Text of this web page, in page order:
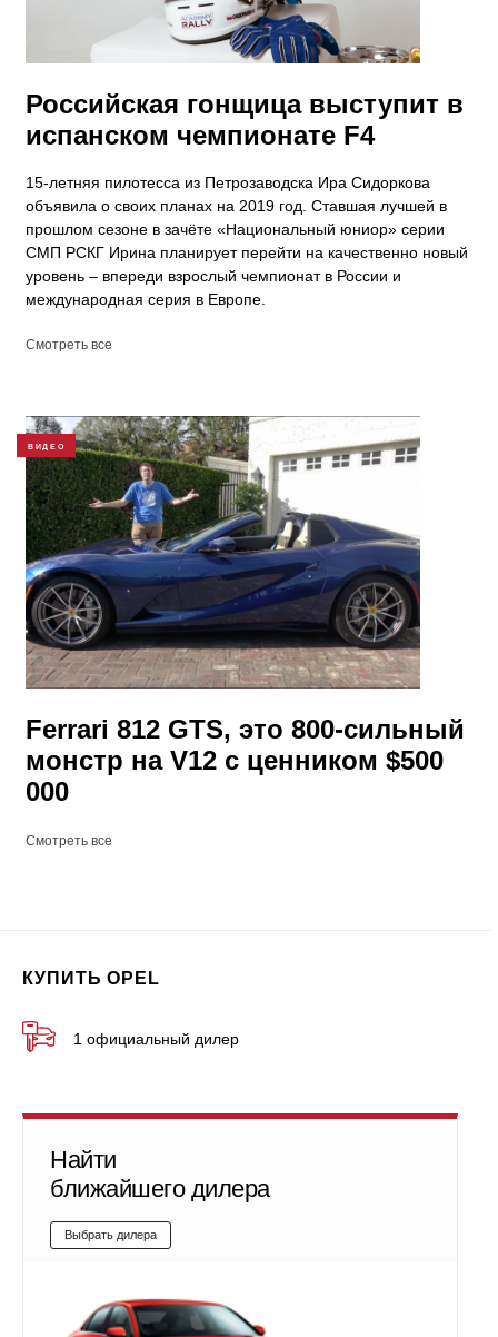
Российская гонщица выступит в
испанском чемпионате F4
15-летняя пилотесса из Петрозаводска Ира Сидоркова
объявила о своих планах на 2019 год. Ставшая лучшей в
прошлом сезоне в зачёте «Национальный юниор» серии
СМП РСКГ Ирина планирует перейти на качественно новый
уровень – впереди взрослый чемпионат в России и
международная серия в Европе.
Смотреть все
ВИДЕО
Ferrari 812 GTS, это 800-сильный
монстр на V12 с ценником $500
000
Смотреть все
КУПИТЬ OPEL
1 официальный дилер
Найти
ближайшего дилера
Выбрать дилера